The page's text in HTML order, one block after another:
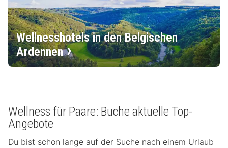
Wellnesshotels in den Belgischen
Ardennen
Wellness für Paare: Buche aktuelle Top-
Angebote
Du bist schon lange auf der Suche nach einem Urlaub